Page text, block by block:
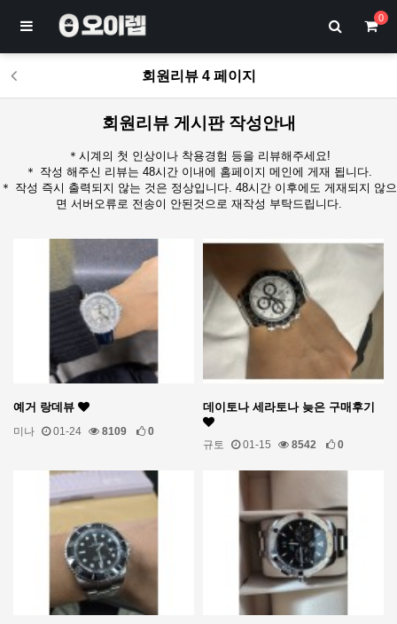
0
회원리뷰 4 페이지
회원리뷰 게시판 작성안내
＊시계의 첫 인상이나 착용경험 등을 리뷰해주세요!
＊ 작성 해주신 리뷰는 48시간 이내에 홈페이지 메인에 게재 됩니다.
＊ 작성 즉시 출력되지 않는 것은 정상입니다. 48시간 이후에도 게재되지 않으
면 서버오류로 전송이 안된것으로 재작성 부탁드립니다.
예거 랑데뷰
미나 01-24 8109 0
데이토나 세라토나 늦은 구매후기
규토 01-15 8542 0